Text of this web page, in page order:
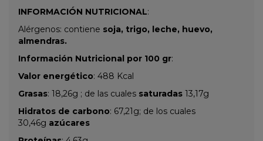
INFORMACIÓN NUTRICIONAL:
Alérgenos: contiene soja, trigo, leche, huevo,
almendras.
Información Nutricional por 100 gr:
Valor energético: 488 Kcal
Grasas: 18,26g ; de las cuales saturadas 13,17g
Hidratos de carbono: 67,21g; de los cuales
30,46g azúcares